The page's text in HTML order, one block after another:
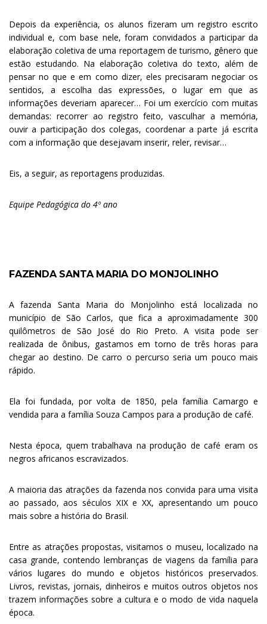
Depois da experiência, os alunos fizeram um registro escrito
individual e, com base nele, foram convidados a participar da
elaboração coletiva de uma reportagem de turismo, gênero que
estão estudando. Na elaboração coletiva do texto, além de
pensar no que e em como dizer, eles precisaram negociar os
sentidos, a escolha das expressões, o lugar em que as
informações deveriam aparecer… Foi um exercício com muitas
demandas: recorrer ao registro feito, vasculhar a memória,
ouvir a participação dos colegas, coordenar a parte já escrita
com a informação que desejavam inserir, reler, revisar…
Eis, a seguir, as reportagens produzidas.
Equipe Pedagógica do 4º ano
FAZENDA SANTA MARIA DO MONJOLINHO
A fazenda Santa Maria do Monjolinho está localizada no
município de São Carlos, que fica a aproximadamente 300
quilômetros de São José do Rio Preto. A visita pode ser
realizada de ônibus, gastamos em torno de três horas para
chegar ao destino. De carro o percurso seria um pouco mais
rápido.
Ela foi fundada, por volta de 1850, pela família Camargo e
vendida para a família Souza Campos para a produção de café.
Nesta época, quem trabalhava na produção de café eram os
negros africanos escravizados.
A maioria das atrações da fazenda nos convida para uma visita
ao passado, aos séculos XIX e XX, apresentando um pouco
mais sobre a história do Brasil.
Entre as atrações propostas, visitamos o museu, localizado na
casa grande, contendo lembranças de viagens da família para
vários lugares do mundo e objetos históricos preservados.
Livros, revistas, jornais, dinheiros e muitos outros objetos nos
trazem informações sobre a cultura e o modo de vida naquela
época.